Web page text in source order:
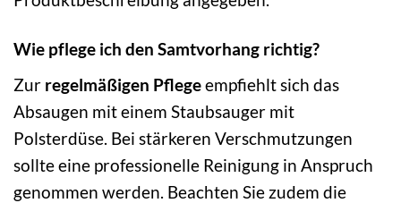
Wie pflege ich den Samtvorhang richtig?
Zur regelmäßigen Pflegeempfiehlt sich das
Absaugen mit einem Staubsauger mit
Polsterdüse. Bei stärkeren Verschmutzungen
sollte eine professionelle Reinigung in Anspruch
genommen werden. Beachten Sie zudem die